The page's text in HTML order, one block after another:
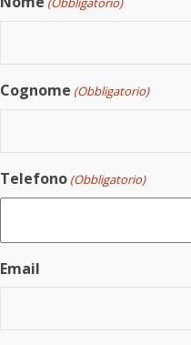
Cognome (Obbligatorio)
Telefono (Obbligatorio)
Email